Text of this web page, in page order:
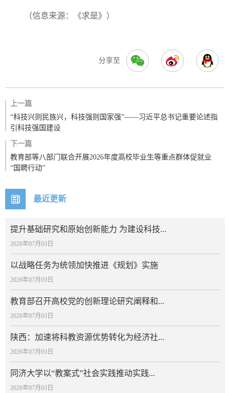
（信息来源：《求是》）
分享至
上一篇
“科技兴则民族兴，科技强则国家强”——习近平总书记重要论述指
引科技强国建设
下一篇
教育部等八部门联合开展2026年度高校毕业生等重点群体促就业
“国聘行动”
最近更新
提升基础研究和原始创新能力 为建设科技...
2026年07月03日
以战略任务为统领加快推进《规划》实施
2026年07月03日
教育部召开高校党的创新理论研究阐释和...
2026年07月03日
陕西：加速将科教资源优势转化为经济社...
2026年07月03日
同济大学以“教案式”社会实践推动实践...
2026年07月03日